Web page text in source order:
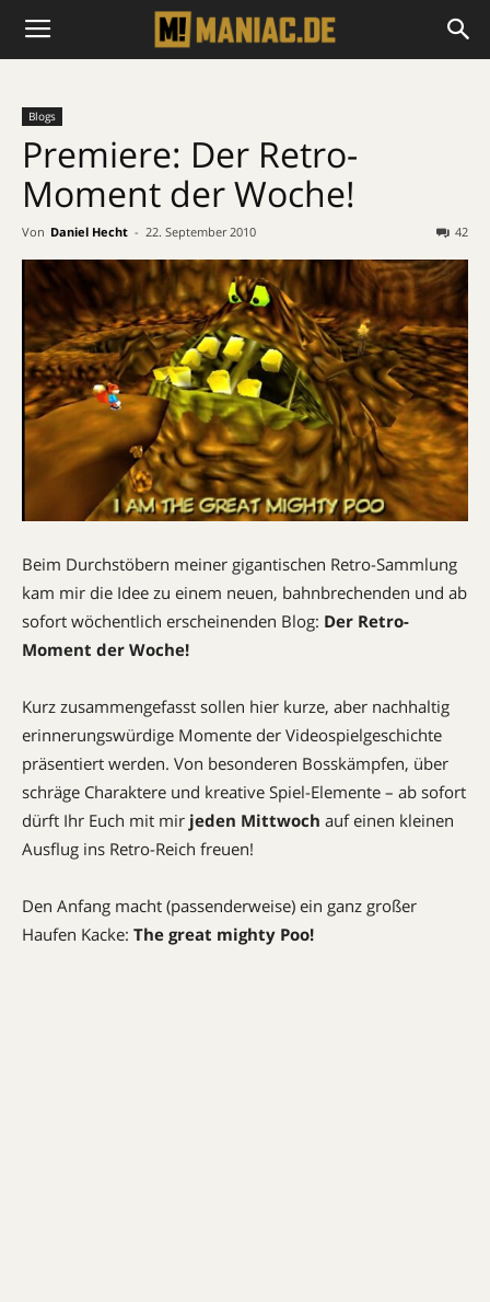
Blogs
Premiere: Der Retro-
Moment der Woche!
Von Daniel Hecht - 22. September 2010 42
Beim Durchstöbern meiner gigantischen Retro-Sammlung
kam mir die Idee zu einem neuen, bahnbrechenden und ab
sofort wöchentlich erscheinenden Blog: Der Retro-
Moment der Woche!
Kurz zusammengefasst sollen hier kurze, aber nachhaltig
erinnerungswürdige Momente der Videospielgeschichte
präsentiert werden. Von besonderen Bosskämpfen, über
schräge Charaktere und kreative Spiel-Elemente – ab sofort
dürft Ihr Euch mit mir jeden Mittwoch auf einen kleinen
Ausflug ins Retro-Reich freuen!
Den Anfang macht (passenderweise) ein ganz großer
Haufen Kacke: The great mighty Poo!